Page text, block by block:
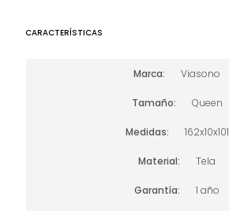
CARACTERÍSTICAS
Marca Viasono
Tamaño Queen
Medidas 162x10x101
Material Tela
Garantía 1 año